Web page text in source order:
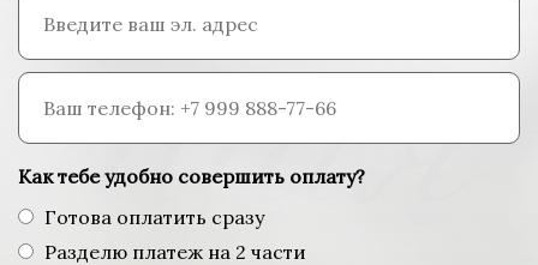
Как тебе удобно совершить оплату?
Готова оплатить сразу
Разделю платеж на 2 части